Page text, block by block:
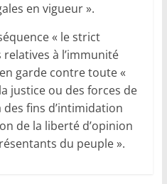
en vigueur ».
« le strict
à l’immunité
garde contre toute «
justice ou des forces de
fins d’intimidation
de la liberté d’opinion
du peuple ».